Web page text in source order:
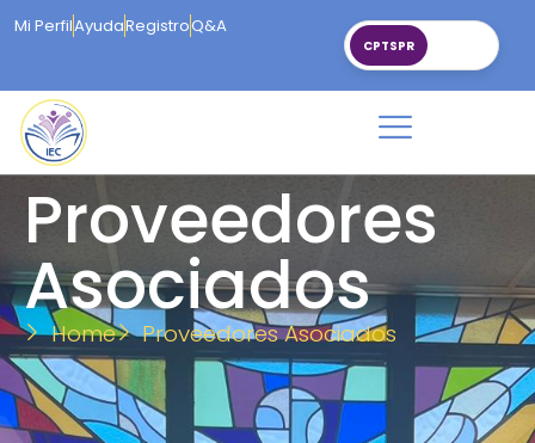
CPTSPR
Mi PerfilAyudaRegistroQ&A
Proveedores
Asociados
Home Proveedores Asociados